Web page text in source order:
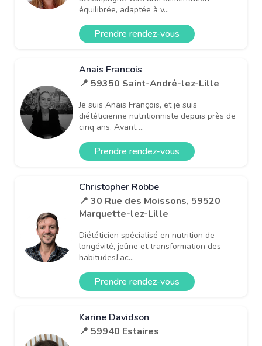
équilibrée, adaptée à v...
Prendre rendez-vous
Anais Francois
📍 59350 Saint-André-lez-Lille
Je suis Anaïs François, et je suis
diététicienne nutritionniste depuis près de
cinq ans. Avant ...
Prendre rendez-vous
Christopher Robbe
📍 30 Rue des Moissons, 59520
Marquette-lez-Lille
Diététicien spécialisé en nutrition de
longévité, jeûne et transformation des
habitudesJ’ac...
Prendre rendez-vous
Karine Davidson
📍 59940 Estaires